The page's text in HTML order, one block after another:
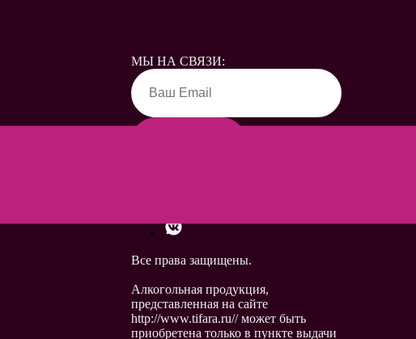
МЫ НА СВЯЗИ:
Все права защищены.
Алкогольная продукция,
представленная на сайте
http://www.tifara.ru// может быть
приобретена только в пункте выдачи